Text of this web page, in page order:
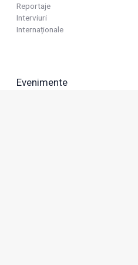
Reportaje
Interviuri
Internaționale
Evenimente